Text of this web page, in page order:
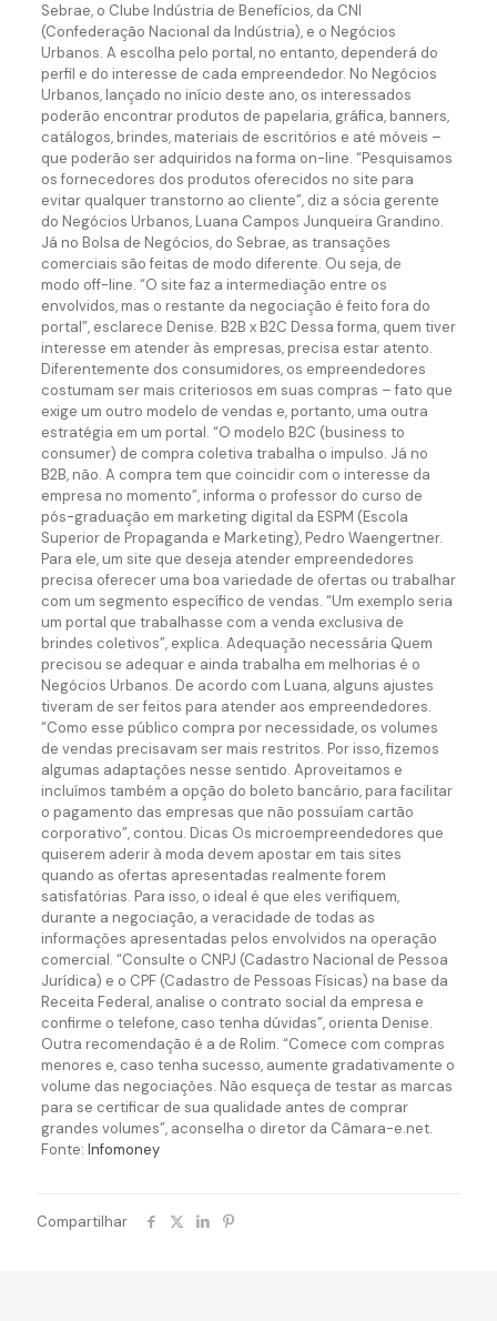
Sebrae, o Clube Indústria de Benefícios, da CNI
(Confederação Nacional da Indústria), e o Negócios
Urbanos. A escolha pelo portal, no entanto, dependerá do
perfil e do interesse de cada empreendedor. No Negócios
Urbanos, lançado no início deste ano, os interessados
poderão encontrar produtos de papelaria, gráfica, banners,
catálogos, brindes, materiais de escritórios e até móveis –
que poderão ser adquiridos na forma on-line. “Pesquisamos
os fornecedores dos produtos oferecidos no site para
evitar qualquer transtorno ao cliente”, diz a sócia gerente
do Negócios Urbanos, Luana Campos Junqueira Grandino.
Já no Bolsa de Negócios, do Sebrae, as transações
comerciais são feitas de modo diferente. Ou seja, de
modo off-line. “O site faz a intermediação entre os
envolvidos, mas o restante da negociação é feito fora do
portal”, esclarece Denise. B2B x B2C Dessa forma, quem tiver
interesse em atender às empresas, precisa estar atento.
Diferentemente dos consumidores, os empreendedores
costumam ser mais criteriosos em suas compras – fato que
exige um outro modelo de vendas e, portanto, uma outra
estratégia em um portal. “O modelo B2C (business to
consumer) de compra coletiva trabalha o impulso. Já no
B2B, não. A compra tem que coincidir com o interesse da
empresa no momento”, informa o professor do curso de
pós-graduação em marketing digital da ESPM (Escola
Superior de Propaganda e Marketing), Pedro Waengertner.
Para ele, um site que deseja atender empreendedores
precisa oferecer uma boa variedade de ofertas ou trabalhar
com um segmento específico de vendas. “Um exemplo seria
um portal que trabalhasse com a venda exclusiva de
brindes coletivos”, explica. Adequação necessária Quem
precisou se adequar e ainda trabalha em melhorias é o
Negócios Urbanos. De acordo com Luana, alguns ajustes
tiveram de ser feitos para atender aos empreendedores.
“Como esse público compra por necessidade, os volumes
de vendas precisavam ser mais restritos. Por isso, fizemos
algumas adaptações nesse sentido. Aproveitamos e
incluímos também a opção do boleto bancário, para facilitar
o pagamento das empresas que não possuíam cartão
corporativo”, contou. Dicas Os microempreendedores que
quiserem aderir à moda devem apostar em tais sites
quando as ofertas apresentadas realmente forem
satisfatórias. Para isso, o ideal é que eles verifiquem,
durante a negociação, a veracidade de todas as
informações apresentadas pelos envolvidos na operação
comercial. “Consulte o CNPJ (Cadastro Nacional de Pessoa
Jurídica) e o CPF (Cadastro de Pessoas Físicas) na base da
Receita Federal, analise o contrato social da empresa e
confirme o telefone, caso tenha dúvidas”, orienta Denise.
Outra recomendação é a de Rolim. “Comece com compras
menores e, caso tenha sucesso, aumente gradativamente o
volume das negociações. Não esqueça de testar as marcas
para se certificar de sua qualidade antes de comprar
grandes volumes”, aconselha o diretor da Câmara-e.net.
Fonte: Infomoney
Compartilhar